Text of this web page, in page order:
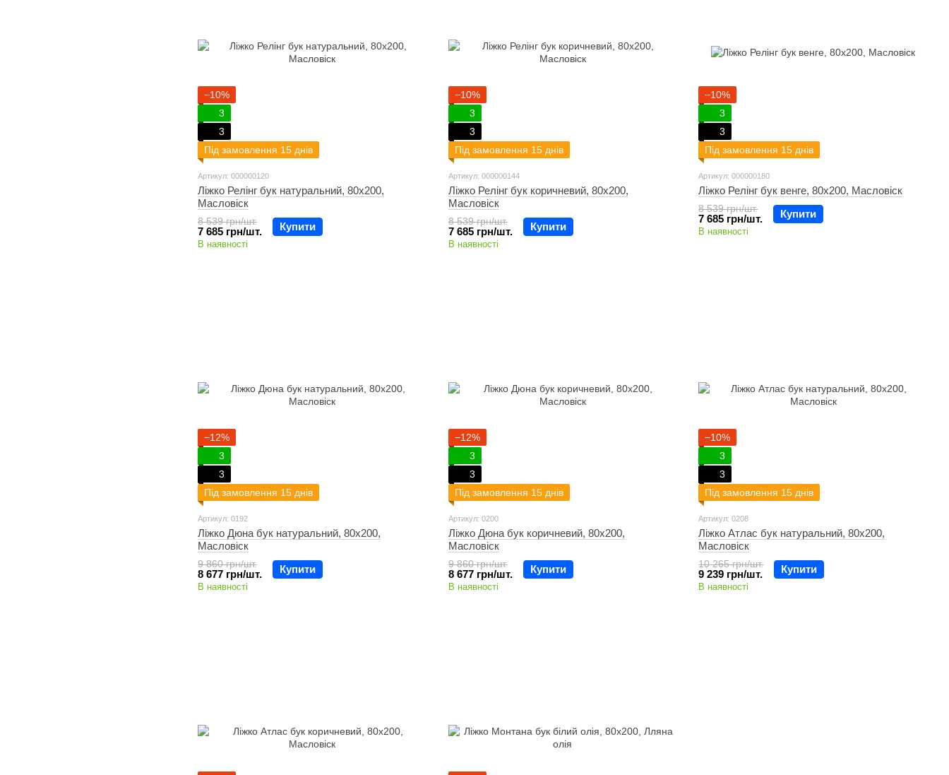
−10%
3
3
Під замовлення 15 днів
Артикул: 000000120
Ліжко Релінг бук натуральний, 80х200,
Масловіск
8 539 грн/шт.
7 685 грн/шт. Купити
В наявності
−10%
3
3
Під замовлення 15 днів
Артикул: 000000144
Ліжко Релінг бук коричневий, 80х200,
Масловіск
8 539 грн/шт.
7 685 грн/шт. Купити
В наявності
−10%
3
3
Під замовлення 15 днів
Артикул: 000000180
Ліжко Релінг бук венге, 80х200, Масловіск
8 539 грн/шт.
7 685 грн/шт. Купити
В наявності
−12%
3
3
Під замовлення 15 днів
Артикул: 0192
Ліжко Дюна бук натуральний, 80х200,
Масловіск
9 860 грн/шт.
8 677 грн/шт. Купити
В наявності
−12%
3
3
Під замовлення 15 днів
Артикул: 0200
Ліжко Дюна бук коричневий, 80х200,
Масловіск
9 860 грн/шт.
8 677 грн/шт. Купити
В наявності
−10%
3
3
Під замовлення 15 днів
Артикул: 0208
Ліжко Атлас бук натуральний, 80х200,
Масловіск
10 265 грн/шт.
9 239 грн/шт. Купити
В наявності